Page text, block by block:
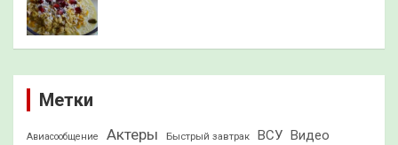
Метки
Авиасообщение Актеры Быстрый завтрак ВСУ Видео